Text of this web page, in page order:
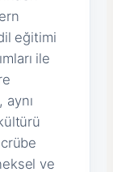
eğitimi
ile
ve